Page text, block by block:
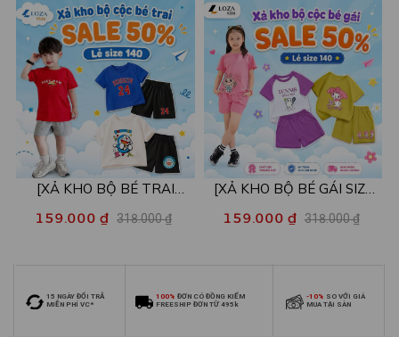
[XẢ KHO BỘ BÉ TRAI
nhiều mẫu - Quần áo bé trai
159.000 ₫ 318.000 ₫
[XẢ KHO BỘ BÉ GÁI SIZE
mẫu - Quần áo bé gái từ 26-
159.000 ₫ 318.000 ₫
15 NGÀY ĐỔI TRẢ
MIỄN PHÍ VC*
100% ĐƠN CÓ ĐỒNG KIỂM
FREESHIP ĐƠN TỪ 495k
-10% SO VỚI GIÁ
MUA TẠI SÀN